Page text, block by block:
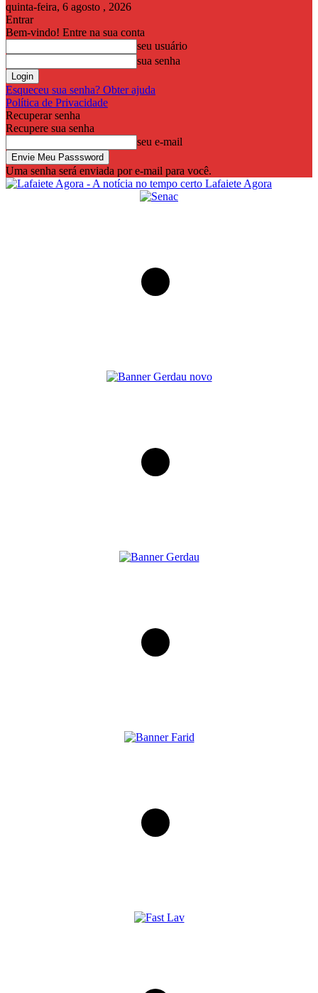
quinta-feira, 6 agosto , 2026
Entrar
Bem-vindo! Entre na sua conta
seu usuário
sua senha
Esqueceu sua senha? Obter ajuda
Política de Privacidade
Recuperar senha
Recupere sua senha
seu e-mail
Uma senha será enviada por e-mail para você.
Lafaiete Agora